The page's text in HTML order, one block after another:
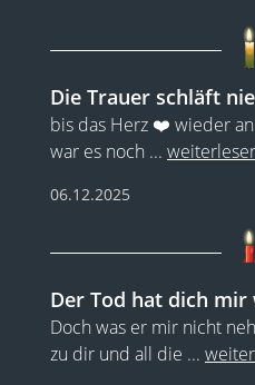
Die Trauer schläft
bis das Herz ❤️ wieder
war es noch ...
06.12.2025
Der Tod hat dich mir
Doch was er mir nicht
zu dir und all die ...